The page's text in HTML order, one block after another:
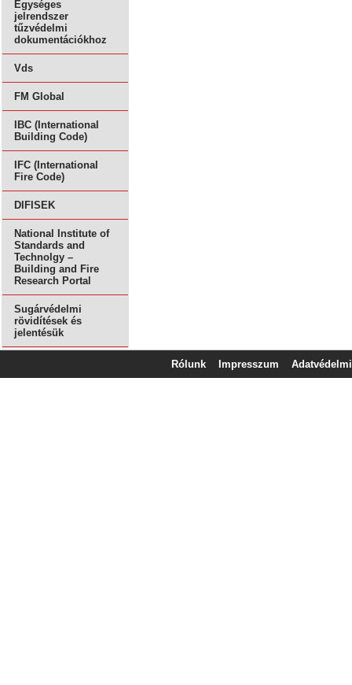
Egységes
jelrendszer
tűzvédelmi
dokumentációkhoz
Vds
FM Global
IBC (International
Building Code)
IFC (International
Fire Code)
DIFISEK
National Institute of
Standards and
Technolgy –
Building and Fire
Research Portal
Sugárvédelmi
rövidítések és
jelentésük
Rólunk Impresszum